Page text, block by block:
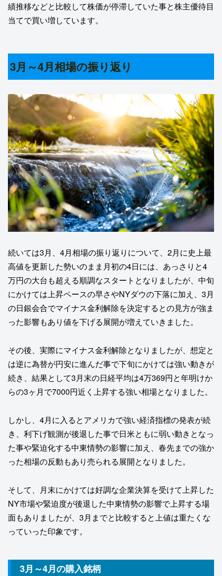
績推移などと比較して株価が停滞していた事と株主優待目
当てで買い増しています。
3月～4月相場の振り返り
続いては3月、4月相場の振り返りについて、2月に史上最
高値を更新した勢いのまま月初の4日には、あっさりと4
万円の大台も超える順調なスタートとなりましたが、中旬
にかけては上昇ペースの早さやNYダウの下落に加え、3月
の日銀会合でマイナス金利解除を決定するとの見方が強ま
った影響もあり値を下げる展開が増えていきました。
その後、実際にマイナス金利解除となりましたが、想定と
は逆に為替が円安に進んだ事で下旬にかけては強い動きが
続き、結果として3月末の日経平均は4万369円と年明けか
らの3ヶ月で7000円近く上昇する強い相場となりました。
しかし、4月に入るとアメリカで強い経済指標の発表が続
き、利下げ観測が後退した事で日米ともに弱い動きとなっ
た事や緊迫化する中東情勢の影響に加え、春先までの強か
った相場の反動もあり売られる展開となりました。
そして、月末にかけては好調な企業決算を受けて上昇した
NY市場や緊迫度が後退した中東情勢の影響で上昇する場
面もありましたが、3月までと比較すると上値は重たくな
っていった印象です。
3月～4月の購入銘柄